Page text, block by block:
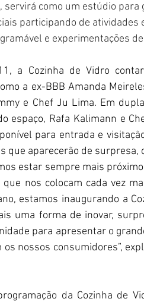
servirá como um estúdio
participando de
e experimentações
a Cozinha de Vidro
a ex-BBB Amanda
e Chef Ju Lima. Em
espaço, Rafa Kalimann e
para entrada e
que aparecerão de surpresa,
estar sempre mais
nos colocam cada vez
estamos inaugurando a
uma forma de inovar,
para apresentar o
os nossos consumidores”,
da Cozinha de